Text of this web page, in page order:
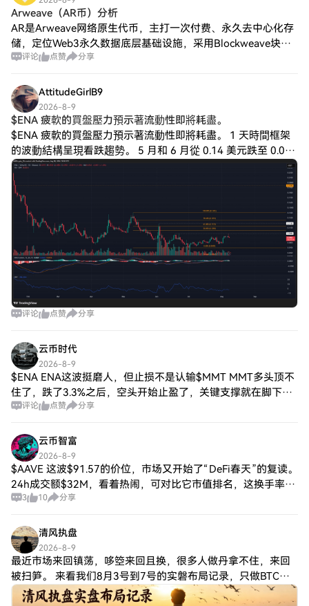
Arweave（AR币）分析
AR是Arweave网络原生代币，主打一次付费、永久去中心化存
储，定位Web3永久数据底层基础设施，采用Blockweave块织
架构+访问证明共识，存储费用进入捐赠基金，长期激励节点持
评论 点赞 分享
AttitudeGirlB9
2026-8-9
$ENA 疲軟的買盤壓力預示著流動性即將耗盡。
$ENA 疲軟的買盤壓力預示著流動性即將耗盡。 1 天時間框架
的波動結構呈現看跌趨勢。 5 月和 6 月從 0.14 美元跌至 0.07
美元的趨勢就體現了這種結構。此輪下跌中的斐波那契回檔位
（橘色）
评论 点赞 分享
云币时代
2026-8-9
$ENA ENA这波挺磨人，但止损不是认输$MMT MMT多头顶不
住了，跌了3.3%之后，空头开始止盈了，关键支撑就在脚下，
砸不动了，这种机会一周也就一两次。这波洗盘，我选择不下
评论 点赞 分享
云币智富
2026-8-9
$AAVE 这波$91.57的价位，市场又开始了“DeFi春天”的复读。
24h成交额$32M，看着热闹，可对比它市值排名，这换手率低
得可怜——主流币的体量，山寨币的流动性，本身就是个警
3 10 分享
清风执盘
2026-8-9
最近市场来回镇荡，哆箜来回且换，很多人做丹拿不住，来回
被扫笋。 来看我们8月3号到7号的实磐布局记录，只做BTC和
ETH主流中短线，不靠消息堵行情，全部看K线信号做判断。